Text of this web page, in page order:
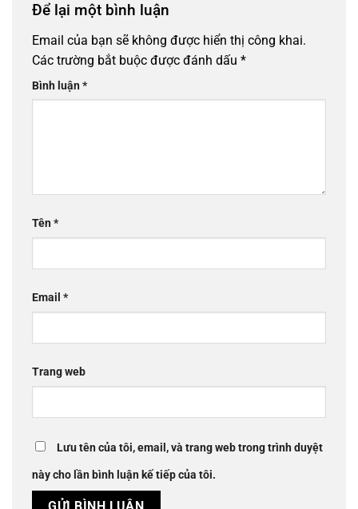
Để lại một bình luận
Email của bạn sẽ không được hiển thị công khai.
Các trường bắt buộc được đánh dấu *
Bình luận*
Tên*
Email *
Trang web
Lưu tên của tôi, email, và trang web trong trình duyệt
này cho lần bình luận kế tiếp của tôi.